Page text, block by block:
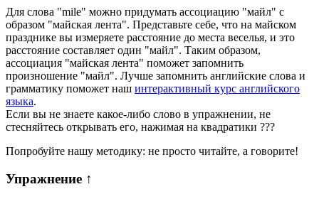
Для слова "mile" можно придумать ассоциацию "майл" с
образом "майская лента". Представьте себе, что на майском
празднике вы измеряете расстояние до места веселья, и это
расстояние составляет один "майл". Таким образом,
ассоциация "майская лента" поможет запомнить
произношение "майл". Лучше запомнить английские слова и
грамматику поможет наш интерактивный курс английского
языка.
Если вы не знаете какое-либо слово в упражнении, не
стесняйтесь открывать его, нажимая на квадратики ???
Попробуйте нашу методику: не просто читайте, а говорите!
Упражнение ↑